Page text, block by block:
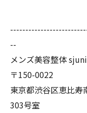
--
メンズ美容整体
〒150-0022
東京都渋谷区恵比
303号室